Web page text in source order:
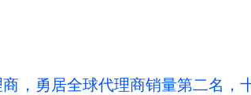
，勇居全球代理商销量第二名，